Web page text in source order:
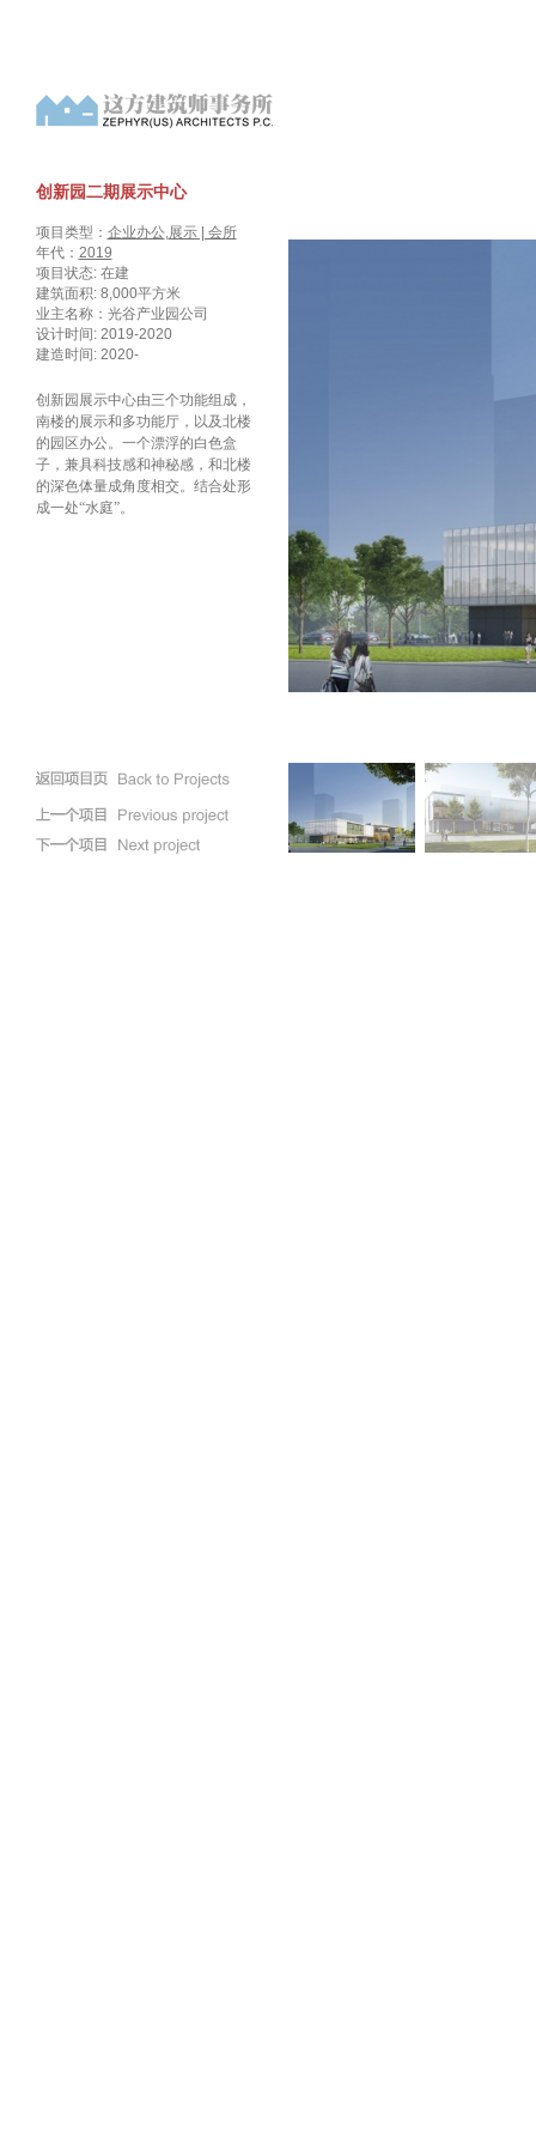
创新园二期展示中心
项目类型： 企业办公,展示 | 会所
年代： 2019
项目状态: 在建
建筑面积: 8,000平方米
业主名称：光谷产业园公司
设计时间: 2019-2020
建造时间: 2020-
创新园展示中心由三个功能组成，
南楼的展示和多功能厅，以及北楼
的园区办公。一个漂浮的白色盒
子，兼具科技感和神秘感，和北楼
的深色体量成角度相交。结合处形
成一处“水庭”。